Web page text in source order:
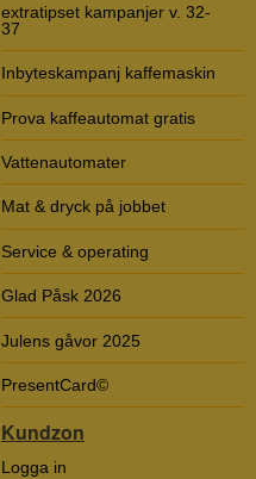
extratipset kampanjer v. 32-
37
Inbyteskampanj kaffemaskin
Prova kaffeautomat gratis
Vattenautomater
Mat & dryck på jobbet
Service & operating
Glad Påsk 2026
Julens gåvor 2025
PresentCard©
Kundzon
Logga in